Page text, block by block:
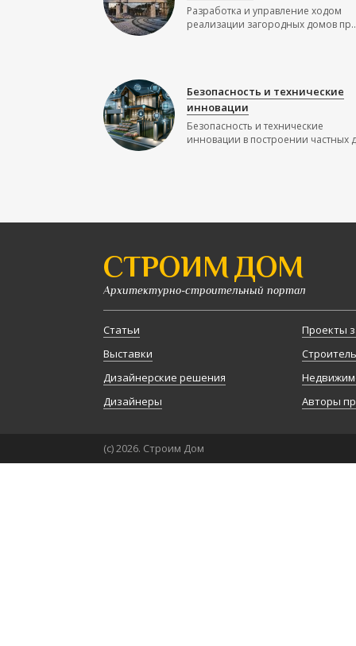
Разработка и управление ходом
реализации загородных домов
Безопасность и технические
инновации
Безопасность и технические
инновации в построении частных
СТРОИМ ДОМ
Архитектурно-строительный портал
Статьи
Выставки
Дизайнерские решения
Дизайнеры
Проекты
Авторы
(с) 2026. Строим Дом